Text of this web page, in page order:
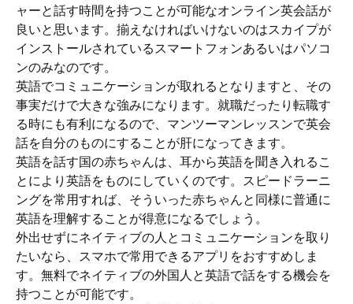
ャーと話す時間を持つことが可能なオンライン英会話が
良いと思います。揃えなければいけないのはスカイプが
インストールされているスマートフォンあるいはパソコ
ンのみなのです。
英語でコミュニケーションが取れるとなりますと、その
事実だけで大きな強みになります。就職だったり転職す
る時にも有利になるので、マンツーマンレッスンで英会
話を自分のものにすることが肝になってきます。
英語を話す国の赤ちゃんは、耳から英語を聞き入れるこ
とにより英語をものにしていくのです。スピードラーニ
ングを常用すれば、そういった赤ちゃんと同様に普通に
英語を理解することが得意になるでしょう。
外出せずにネイティブの人とコミュニケーションを取り
たいなら、スマホで常用できるアプリをおすすめしま
す。無料でネイティブの外国人と英語で話をする機会を
持つことが可能です。